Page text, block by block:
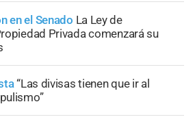
en el Senado La Ley de
Privada comenzará su
“Las divisas tienen que ir al